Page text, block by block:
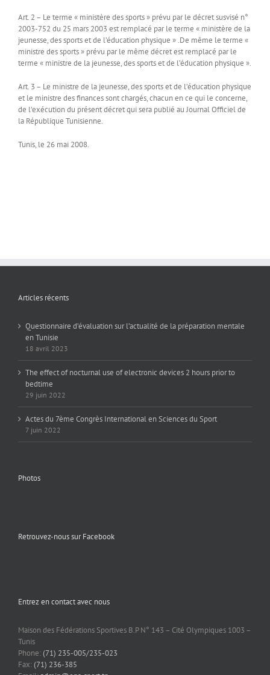
Art. 2 – Le terme « ministère des sports » prévu par le décret susvisé n°
2003-752 du 25 mars 2003 est remplacé par le terme « ministère de la
jeunesse, des sports et de l’éducation physique » .De même le terme «
ministre des sports » prévu par le même décret est remplacé par le
terme « ministre de la jeunesse, des sports et de l’éducation physique ».
Art. 3 – Le ministre de la jeunesse, des sports et de l’éducation physique
et le ministre des finances sont chargés, chacun en ce qui le concerne,
de l’exécution du présent décret qui sera publié au Journal Officiel de
la République Tunisienne.
Tunis, le 26 mai 2008.
Articles récents
Questionnaire d’évaluation sur l’actualité de la préparation mentale
en Tunisie
18 avril 2023
The effect of nocturnal use of electronic devices 2 hours prior to
bedtime
29 juin 2022
Actes du 7ème Congrès International en Sciences du Sport
7 juin 2022
Photos
Retrouvez-nous sur Facebook
Entrez en contact avec nous
Maison des Fédérations Sportives B.P N° 143 – Cité Olympiques 1003 –
Tunis
Phone:(71) 235-005/235-023
Fax:(71) 236-385